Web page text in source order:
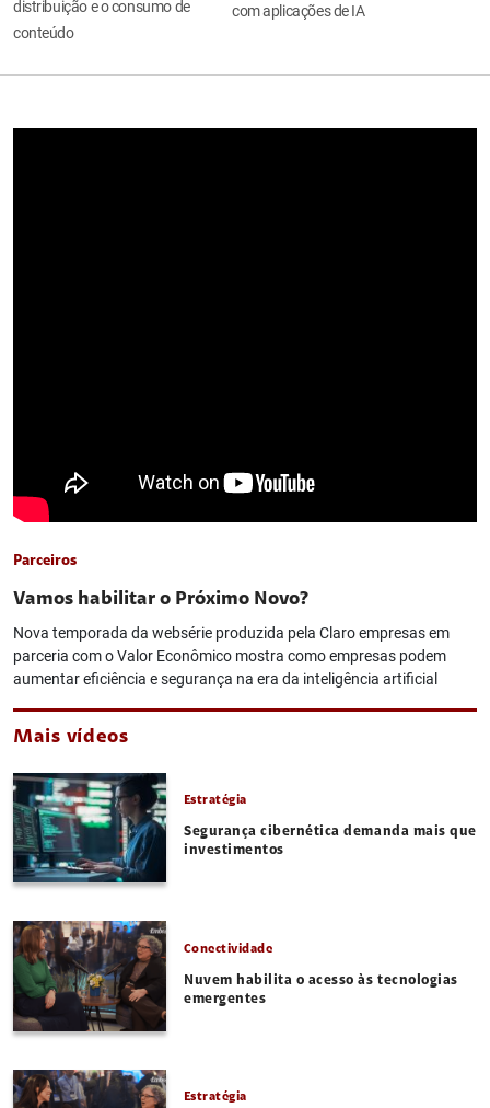
distribuição e o consumo de
conteúdo
com aplicações de IA
Parceiros
Vamos habilitar o Próximo Novo?
Nova temporada da websérie produzida pela Claro empresas em
parceria com o Valor Econômico mostra como empresas podem
aumentar eficiência e segurança na era da inteligência artificial
Mais vídeos
Estratégia
Segurança cibernética demanda mais que
investimentos
Conectividade
Nuvem habilita o acesso às tecnologias
emergentes
Estratégia